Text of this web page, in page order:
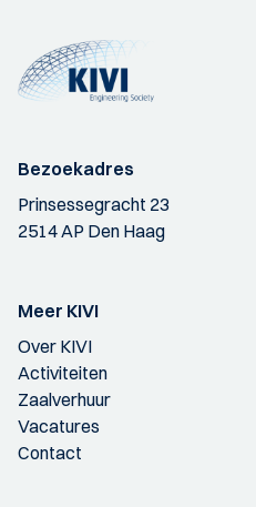
Bezoekadres
Prinsessegracht 23
2514 AP Den Haag
Meer KIVI
Over KIVI
Activiteiten
Zaalverhuur
Vacatures
Contact